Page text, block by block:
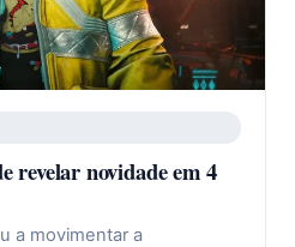
revelar novidade em 4
a movimentar a